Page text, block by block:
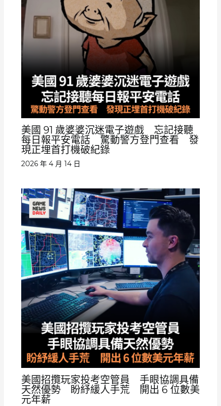
美國 91 歲婆婆沉迷電子遊戲 忘記接聽
每日報平安電話 驚動警方登門查看 發
現正埋首打機破紀錄
2026 年 4 月 14 日
美國招攬玩家投考空管員 手眼協調具備
天然優勢 盼紓緩人手荒 開出 6 位數美
元年薪